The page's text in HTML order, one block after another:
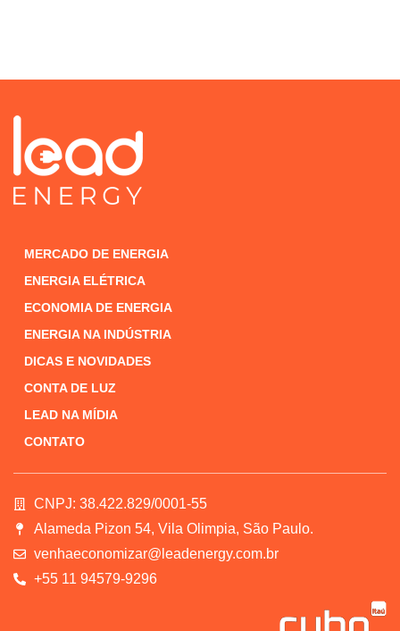
MERCADO DE ENERGIA
ENERGIA ELÉTRICA
ECONOMIA DE ENERGIA
ENERGIA NA INDÚSTRIA
DICAS E NOVIDADES
CONTA DE LUZ
LEAD NA MÍDIA
CONTATO
CNPJ: 38.422.829/0001-55
Alameda Pizon 54, Vila Olimpia, São Paulo.
venhaeconomizar@leadenergy.com.br
+55 11 94579-9296